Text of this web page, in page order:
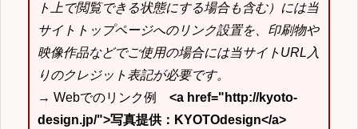
ト上で閲覧できる状態にする場合も含む）には当
サイトトップページへのリンク設置を、印刷物や
映像作品などでご使用の場合には当サイトURL入
りのクレジット表記が必要です。
→ Webでのリンク例 <a href="http://kyoto-
design.jp/">写真提供：KYOTOdesign</a>